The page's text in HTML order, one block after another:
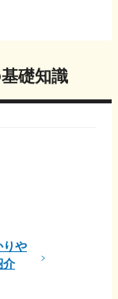
礎知識
りや
介